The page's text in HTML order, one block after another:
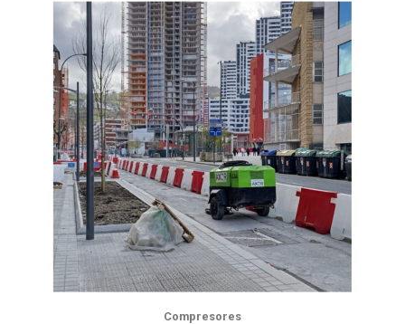
Compresores